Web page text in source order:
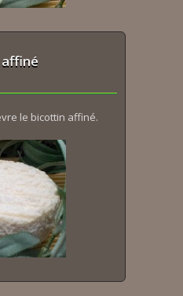
le bicottin affiné.